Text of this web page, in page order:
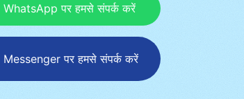
WhatsApp पर हमसे संपर्क करें
Messenger पर हमसे संपर्क करें